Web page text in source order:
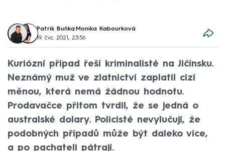
Patrik Buňka, Monika Kabourková
19. čvc 2021, 23:56
Kuriózní případ řeší kriminalisté na Jičínsku.
Neznámý muž ve zlatnictví zaplatil cizí
měnou, která nemá žádnou hodnotu.
Prodavačce přitom tvrdil, že se jedná o
australské dolary. Policisté nevylučují, že
podobných případů může být daleko více,
a po pachateli pátrají.